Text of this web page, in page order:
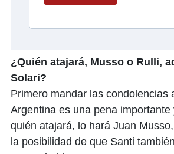
¿Quién atajará, Musso o Rulli,
Solari?
Primero mandar las condolencias
Argentina es una pena importante
quién atajará, lo hará Juan
la posibilidad de que Santi